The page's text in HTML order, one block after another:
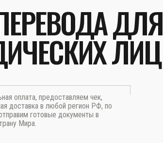
ДЛЯ
ЛИЦ
оплата, предоставляем чек,
доставка в любой регион РФ, по
готовые документы в
Мира.